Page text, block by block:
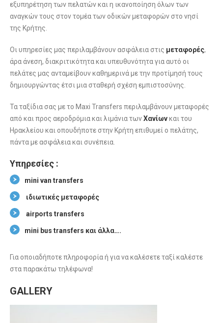
εξυπηρέτηση των πελατών και η ικανοποίηση όλων των
αναγκών τους στον τομέα των οδικών μεταφορών στο νησί
της Κρήτης.
Οι υπηρεσίες μας περιλαμβάνουν ασφάλεια στις μεταφορές,
άρα άνεση, διακριτικότητα και υπευθυνότητα για αυτό οι
πελάτες μας ανταμείβουν καθημερινά με την προτίμησή τους
δημιουργώντας έτσι μια σταθερή σχέση εμπιστοσύνης.
Τα ταξίδια σας με το Maxi Transfers περιλαμβάνουν μεταφορές
από και προς αεροδρόμια και λιμάνια τωνΧανίωνκαι του
Ηρακλείου και οπουδήποτε στην Κρήτη επιθυμεί ο πελάτης,
πάντα με ασφάλεια και συνέπεια.
Υπηρεσίες :
mini van transfers
ιδιωτικές μεταφορές
airports transfers
mini bus transfers και άλλα….
Για οποιαδήποτε πληροφορία ή για να καλέσετε ταξί καλέστε
στα παρακάτω τηλέφωνα!
GALLERY